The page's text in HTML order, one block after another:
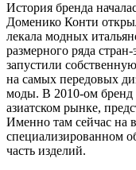
История бренда
Доменико Конти
лекала модных
размерного ряда
запустили
на самых передовых
моды. В 2010-ом бренд
азиатском рынке,
Именно там сейчас на
специализированном
часть изделий.